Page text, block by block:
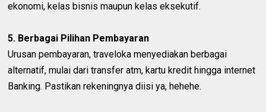
ekonomi, kelas bisnis maupun kelas eksekutif.
5. Berbagai Pilihan Pembayaran
Urusan pembayaran, traveloka menyediakan berbagai
alternatif, mulai dari transfer atm, kartu kredit hingga internet
Banking. Pastikan rekeningnya diisi ya, hehehe.